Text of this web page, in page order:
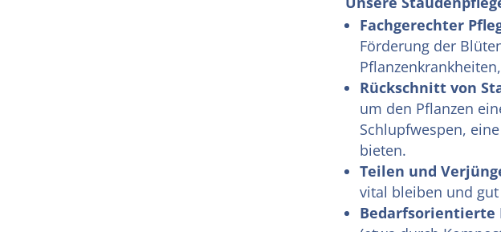
Fachgerechter
Förderung der
Rückschnitt von
um den Pflanzen
Schlupfwespen,
bieten.
Teilen und
vital bleiben und
Bedarfsorientierte